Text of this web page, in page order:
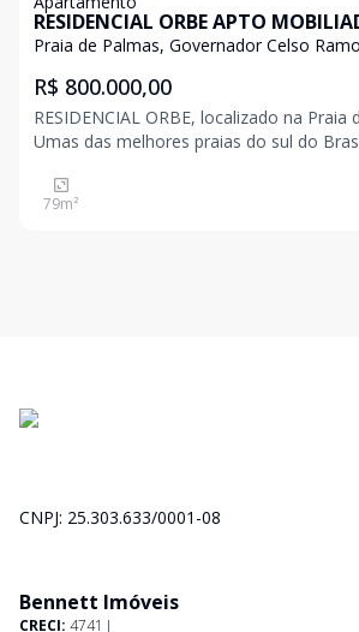
RESIDENCIAL ORBE APTO
PRAIA DE PALMAS
Praia de Palmas, Governador Celso
R$ 800.000,00
RESIDENCIAL ORBE, localizado na Praia
Umas das melhores praias do sul do
Extensa praia de areia cercada por colinas
exuberantes, com águas cristalinas para
79m²
CNPJ: 25.303.633/0001-08
Bennett Imóveis
CRECI: 4741 J